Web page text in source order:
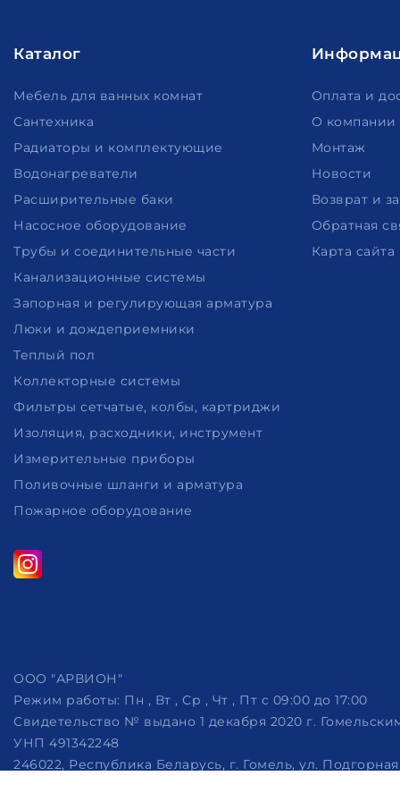
Каталог
Мебель для ванных комнат
Сантехника
Радиаторы и комплектующие
Водонагреватели
Расширительные баки
Насосное оборудование
Трубы и соединительные части
Канализационные системы
Запорная и регулирующая арматура
Люки и дождеприемники
Теплый пол
Коллекторные системы
Фильтры сетчатые, колбы, картриджи
Изоляция, расходники, инструмент
Измерительные приборы
Поливочные шланги и арматура
Пожарное оборудование
Оплата и
О компании
Монтаж
Новости
Возврат и
Обратная
Карта сайта
ООО "АРВИОН"
Режим работы: Пн , Вт , Ср , Чт , Пт c 09:00 до 17:00
Свидетельство № выдано 1 декабря 2020 г.
УНП 491342248
246022, Республика Беларусь, г. Гомель, ул.